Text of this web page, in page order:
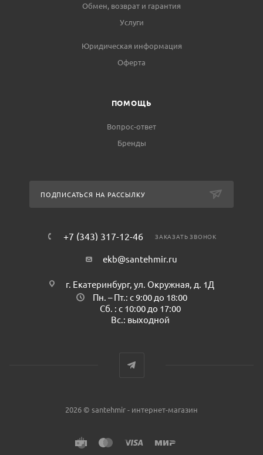
Обмен, возврат и гарантия
Услуги
Юридическая информация
Оферта
ПОМОЩЬ
Вопрос-ответ
Бренды
ПОДПИСАТЬСЯ НА РАССЫЛКУ
+7 (343) 317-12-46 ЗАКАЗАТЬ ЗВОНОК
ekb@santehmir.ru
г. Екатеринбург, ул. Окружная, д. 1Д
Пн. – Пт.: с 9:00 до 18:00
Сб. : с 10:00 до 17:00
Вс.: выходной
2026 © santehmir - интернет-магазин